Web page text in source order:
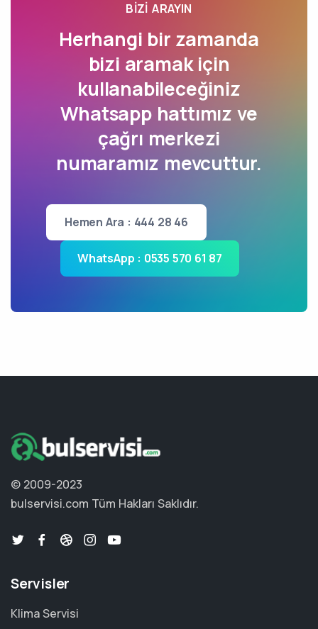
BIZI ARAYIN
Herhangi bir zamanda
bizi aramak için
kullanabileceğiniz
Whatsapp hattımız ve
çağrı merkezi
numaramız mevcuttur.
Hemen Ara : 444 28 46
WhatsApp : 0535 570 61 87
© 2009-2023
bulservisi.com Tüm Hakları Saklıdır.
Servisler
Klima Servisi